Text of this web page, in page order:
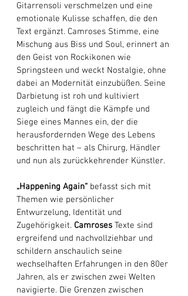
Gitarrensoli verschmelzen und eine
emotionale Kulisse schaffen, die den
Text ergänzt. Camroses Stimme, eine
Mischung aus Biss und Soul, erinnert an
den Geist von Rockikonen wie
Springsteen und weckt Nostalgie, ohne
dabei an Modernität einzubüßen. Seine
Darbietung ist roh und kultiviert
zugleich und fängt die Kämpfe und
Siege eines Mannes ein, der die
herausfordernden Wege des Lebens
beschritten hat – als Chirurg, Händler
und nun als zurückkehrender Künstler.
„Happening Again“ befasst sich mit
Themen wie persönlicher
Entwurzelung, Identität und
Zugehörigkeit. Camroses Texte sind
ergreifend und nachvollziehbar und
schildern anschaulich seine
wechselhaften Erfahrungen in den 80er
Jahren, als er zwischen zwei Welten
navigierte. Die Grenzen zwischen